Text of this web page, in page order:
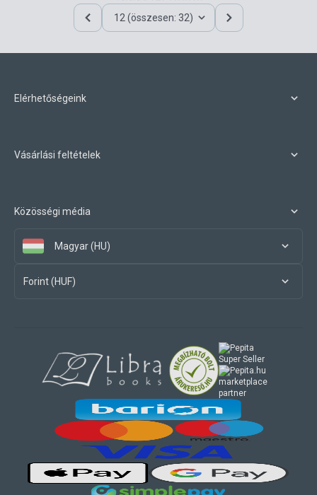
12 (összesen: 32)
Elérhetőségeink
Vásárlási feltételek
Közösségi média
Magyar (HU)
Forint (HUF)
marketplace
partner